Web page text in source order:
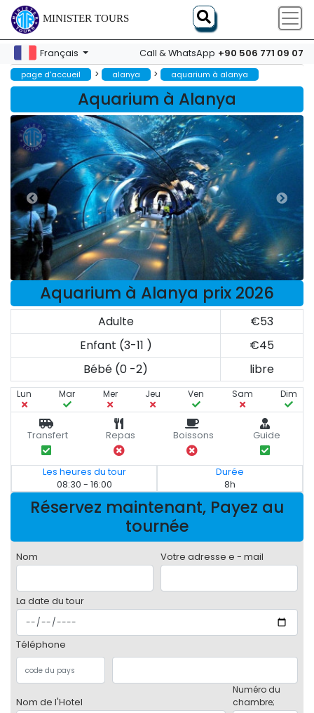
MINISTER TOURS
Français Call & WhatsApp +90 506 771 09 07
page d'accueil > alanya > aquarium à alanya
Aquarium à Alanya
Aquarium à Alanya prix 2026
Adulte
€53
Enfant (3-11 )
€45
Bébé (0 -2)
libre
Lun Mar Mer Jeu Ven Sam Dim
Transfert Repas Boissons Guide
Les heures du tour
08:30 - 16:00
Durée
8h
Réservez maintenant, Payez au
tournée
Nom Votre adresse e - mail
La date du tour
Téléphone
Nom de l'Hotel
Numéro du
chambre;